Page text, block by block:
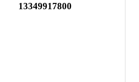
13349917800